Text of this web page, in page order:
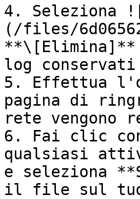
4. Seleziona
(/files/
**\[Elimina]**
log
5. Effettua
pagina di
rete vengono
6. Fai clic
qualsiasi
e seleziona
il file sul tuo